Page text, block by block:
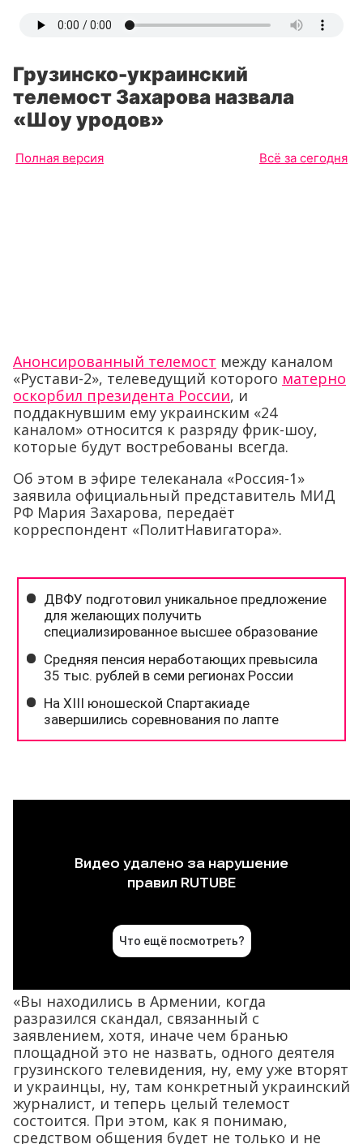
Грузинско-украинский
телемост Захарова назвала
«Шоу уродов»
Полная версия Всё за сегодня
Анонсированный телемост между каналом
«Рустави-2», телеведущий которого матерно
оскорбил президента России, и
поддакнувшим ему украинским «24
каналом» относится к разряду фрик-шоу,
которые будут востребованы всегда.
Об этом в эфире телеканала «Россия-1»
заявила официальный представитель МИД
РФ Мария Захарова, передаёт
корреспондент «ПолитНавигатора».
«Вы находились в Армении, когда
разразился скандал, связанный с
заявлением, хотя, иначе чем бранью
площадной это не назвать, одного деятеля
грузинского телевидения, ну, ему уже вторят
и украинцы, ну, там конкретный украинский
журналист, и теперь целый телемост
состоится. При этом, как я понимаю,
средством общения будет не только и не